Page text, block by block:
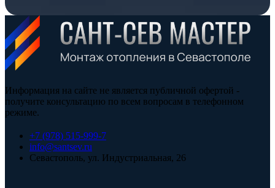
Информация на сайте не является публичной офертой -
получите консультацию по всем вопросам в телефонном
режиме.
+7 (978) 515-999-7
info@santsev.ru
Севастополь, ул. Индустриальная, 26